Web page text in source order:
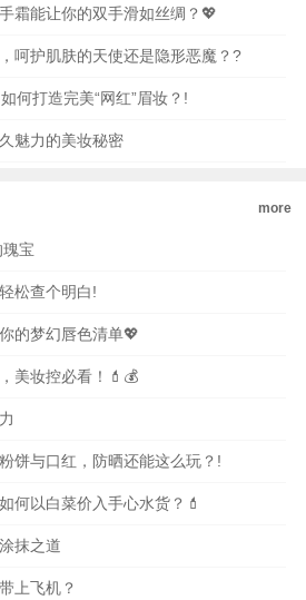
霜能让你的双手滑如丝绸？💖
呵护肌肤的天使还是隐形恶魔？?
何打造完美“网红”眉妆？!
魅力的美妆秘密
more
宝
松查个明白!
的梦幻唇色清单💖
美妆控必看！💄💰
饼与口红，防晒还能这么玩？!
何以白菜价入手心水货？💄
抹之道
上飞机？